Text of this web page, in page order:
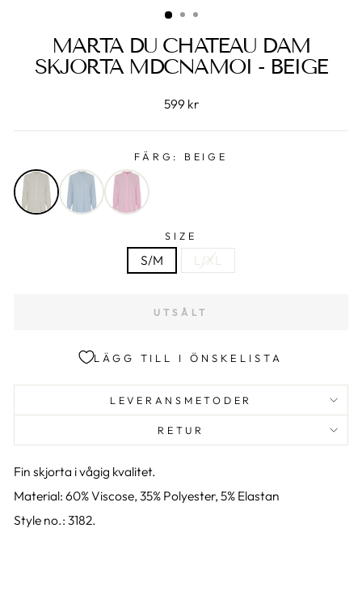
MARTA DU CHATEAU DAM
SKJORTA MDCNAMOI - BEIGE
599 kr
FÄRG: BEIGE
SIZE
S/M L/XL
UTSÅLT
LÄGG TILL I ÖNSKELISTA
LEVERANSMETODER
RETUR
Fin skjorta i vågig kvalitet.
Material: 60% Viscose, 35% Polyester, 5% Elastan
Style no.: 3182.